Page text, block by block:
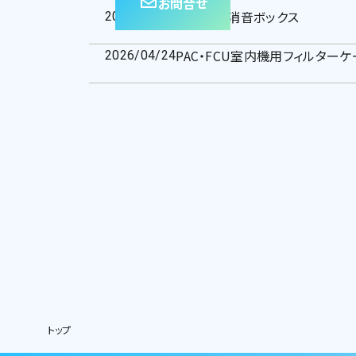
2026/04/24 換気口用消音ボックス
2026/04/24PAC・FCU室内機用フィルター
トップ